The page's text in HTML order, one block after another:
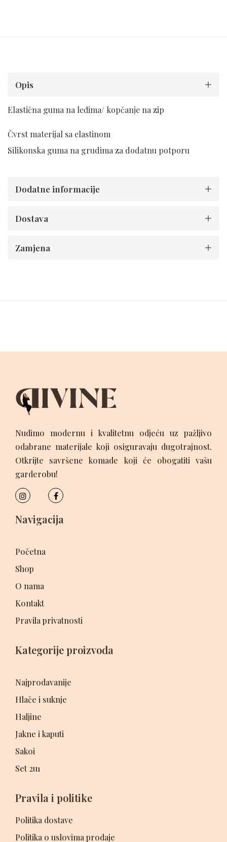
Opis
Elastična guma na leđima/ kopčanje na zip
Čvrst materijal sa elastinom
Silikonska guma na grudima za dodatnu potporu
Dodatne informacije
Dostava
Zamjena
Nudimo modernu i kvalitetnu odjeću uz pažljivo
odabrane materijale koji osiguravaju dugotrajnost.
Otkrijte savršene komade koji će obogatiti vašu
garderobu!
Navigacija
Početna
Shop
O nama
Kontakt
Pravila privatnosti
Kategorije proizvoda
Najprodavanije
Hlače i suknje
Haljine
Jakne i kaputi
Sakoi
Set 2u1
Pravila i politike
Politika dostave
Politika o uslovima prodaje